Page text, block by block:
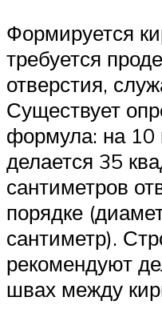
Формируется
требуется
отверстия,
Существует
формула: на 10
делается 35
сантиметров
порядке
сантиметр).
рекомендуют
швах между